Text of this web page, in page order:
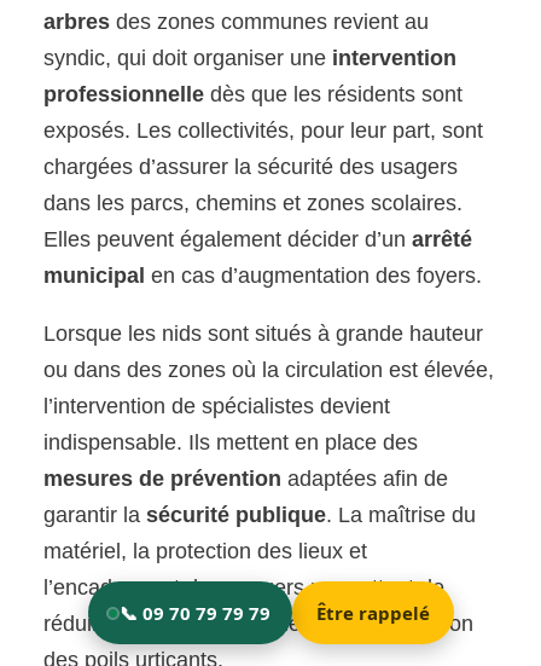
arbres des zones communes revient au
syndic, qui doit organiser une intervention
professionnelle dès que les résidents sont
exposés. Les collectivités, pour leur part, sont
chargées d’assurer la sécurité des usagers
dans les parcs, chemins et zones scolaires.
Elles peuvent également décider d’unarrêté
municipal en cas d’augmentation des foyers.
Lorsque les nids sont situés à grande hauteur
ou dans des zones où la circulation est élevée,
l’intervention de spécialistes devient
indispensable. Ils mettent en place des
mesures de prévention adaptées afin de
garantir lasécurité publique. La maîtrise du
matériel, la protection des lieux et
l’encadrement des usagers permettent de
réduire les risques associés à la propagation
des poils urticants.